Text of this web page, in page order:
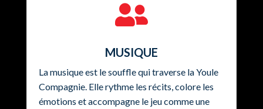

MUSIQUE
La musique est le souffle qui traverse la Youle
Compagnie. Elle rythme les récits, colore les
émotions et accompagne le jeu comme une